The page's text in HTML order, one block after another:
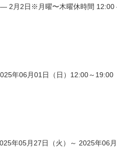
― 2月2日※月曜〜木曜休時間
年06月01日（日）12:00～19:00
年05月27日（火）～ 2025年06月